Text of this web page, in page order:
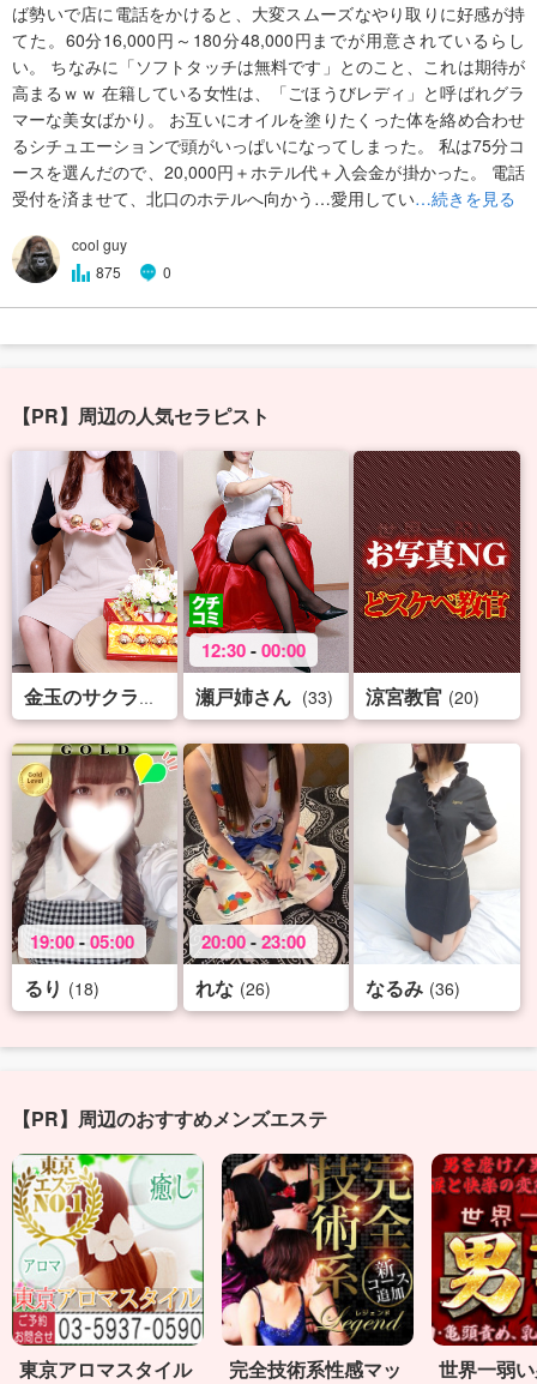
ば勢いで店に電話をかけると、大変スムーズなやり取りに好感が持
てた。60分16,000円～180分48,000円までが用意されているらし
い。 ちなみに「ソフトタッチは無料です」とのこと、これは期待が
高まるｗｗ 在籍している女性は、「ごほうびレディ」と呼ばれグラ
マーな美女ばかり。 お互いにオイルを塗りたくった体を絡め合わせ
るシチュエーションで頭がいっぱいになってしまった。 私は75分コ
ースを選んだので、20,000円＋ホテル代＋入会金が掛かった。 電話
受付を済ませて、北口のホテルへ向かう…愛用してい…続きを見る
cool guy
875
0
【PR】周辺の人気セラピスト
金玉のサクライ
12:30-00:00
瀬戸姉さん (33) 涼宮教官 (20)
19:00-05:00
るり (18)
20:00-23:00
れな (26) なるみ (36)
【PR】周辺のおすすめメンズエステ
東京アロマスタイル
完全技術系性感マッ
世界一弱